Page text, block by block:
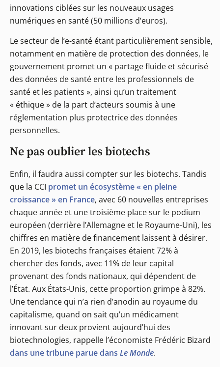
innovations ciblées sur les nouveaux usages
numériques en santé (50 millions d’euros).
Le secteur de l’e-santé étant particulièrement sensible,
notamment en matière de protection des données, le
gouvernement promet un « partage fluide et sécurisé
des données de santé entre les professionnels de
santé et les patients », ainsi qu’un traitement
« éthique » de la part d’acteurs soumis à une
réglementation plus protectrice des données
personnelles.
Ne pas oublier les biotechs
Enfin, il faudra aussi compter sur les biotechs. Tandis
que la CCI promet un écosystème « en pleine
croissance » en France, avec 60 nouvelles entreprises
chaque année et une troisième place sur le podium
européen (derrière l’Allemagne et le Royaume-Uni), les
chiffres en matière de financement laissent à désirer.
En 2019, les biotechs françaises étaient 72% à
chercher des fonds, avec 11% de leur capital
provenant des fonds nationaux, qui dépendent de
l’État. Aux États-Unis, cette proportion grimpe à 82%.
Une tendance qui n’a rien d’anodin au royaume du
capitalisme, quand on sait qu’un médicament
innovant sur deux provient aujourd’hui des
biotechnologies, rappelle l’économiste Frédéric Bizard
dans une tribune parue dans Le Monde.